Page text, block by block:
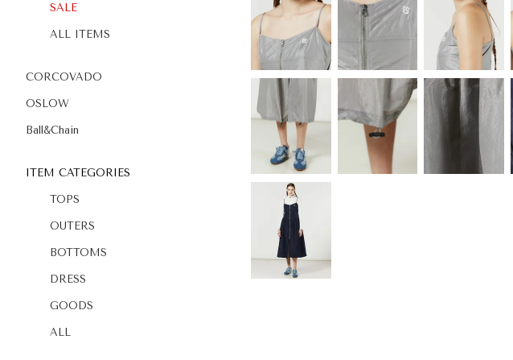
SALE
ALL ITEMS
CORCOVADO
OSLOW
Ball&Chain
ITEM CATEGORIES
TOPS
OUTERS
BOTTOMS
DRESS
GOODS
ALL